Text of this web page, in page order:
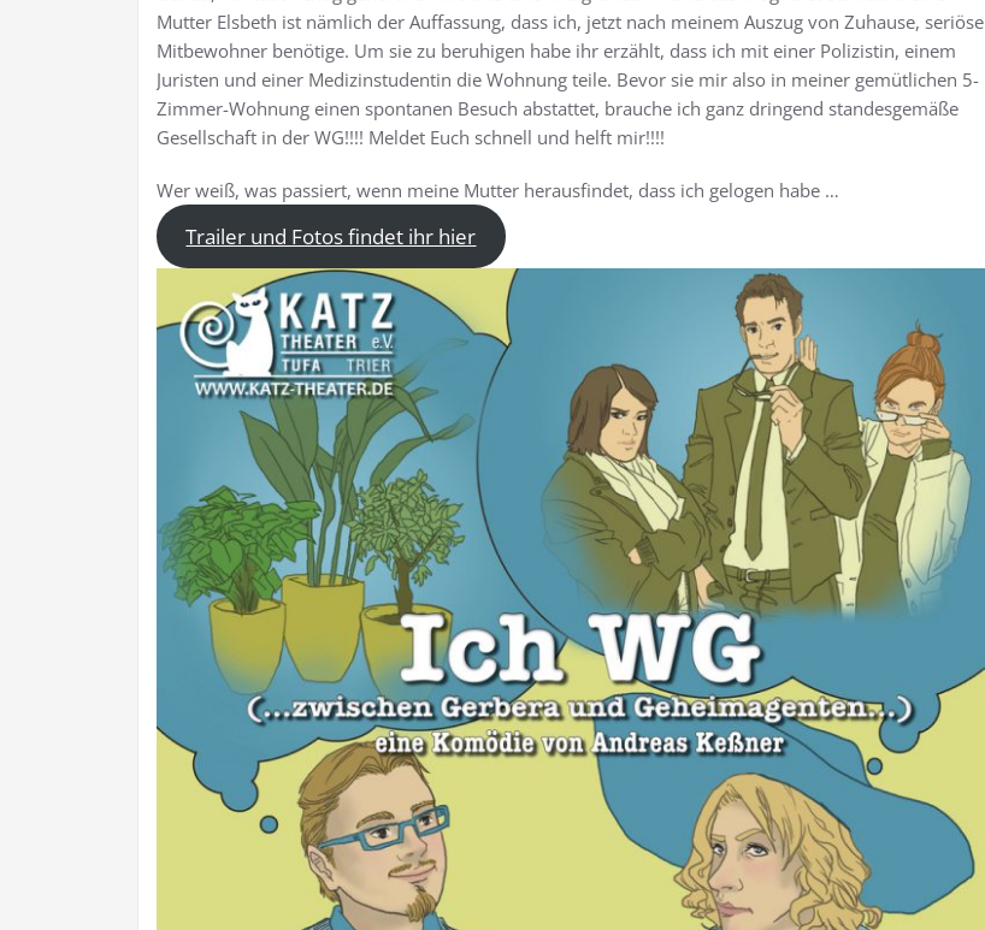
Mutter Elsbeth ist nämlich der Auffassung, dass ich, jetzt nach meinem Auszug von Zuhause, seriöse
Mitbewohner benötige. Um sie zu beruhigen habe ihr erzählt, dass ich mit einer Polizistin, einem
Juristen und einer Medizinstudentin die Wohnung teile. Bevor sie mir also in meiner gemütlichen 5-
Zimmer-Wohnung einen spontanen Besuch abstattet, brauche ich ganz dringend standesgemäße
Gesellschaft in der WG!!!! Meldet Euch schnell und helft mir!!!!
Wer weiß, was passiert, wenn meine Mutter herausfindet, dass ich gelogen habe …
Trailer und Fotos findet ihr hier